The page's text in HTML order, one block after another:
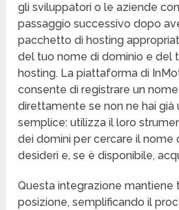
gli sviluppatori o le aziende
passaggio successivo dopo
pacchetto di hosting
del tuo nome di dominio e del
hosting. La piattaforma di
consente di registrare un
direttamente se non ne hai già
semplice: utilizza il loro
dei domini per cercare il nome
desideri e, se è disponibile,
Questa integrazione mantiene
posizione, semplificando il